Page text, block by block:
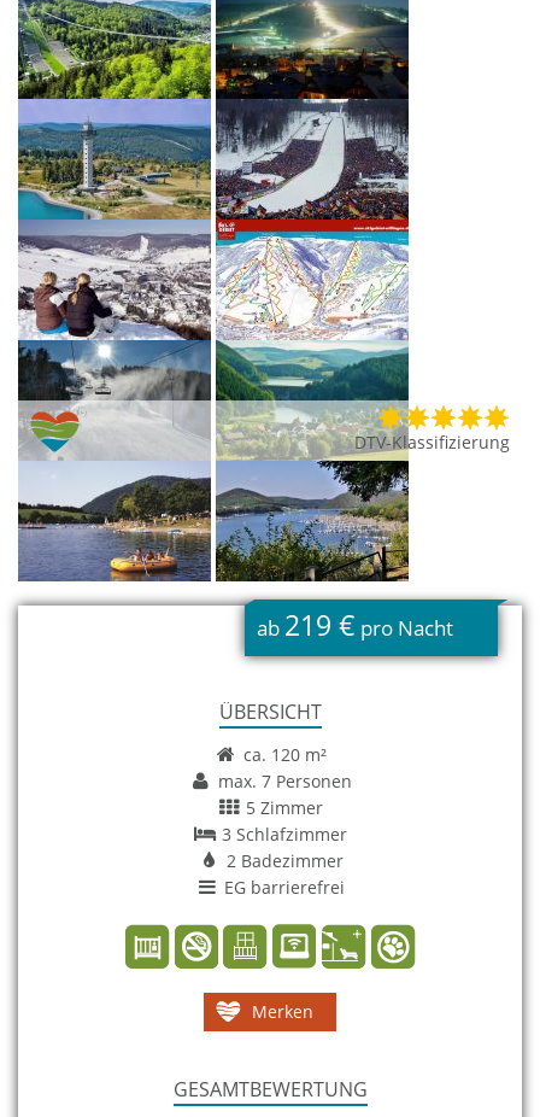
DTV-Klassifizierung
ab 219 € pro Nacht
ÜBERSICHT
ca. 120 m²
max. 7 Personen
5 Zimmer
3 Schlafzimmer
2 Badezimmer
EG barrierefrei
Merken
GESAMTBEWERTUNG